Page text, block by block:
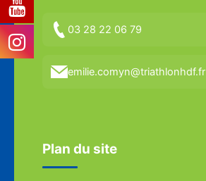
03 28 22 06 79
emilie.comyn@triathlonhdf.fr
Plan du site